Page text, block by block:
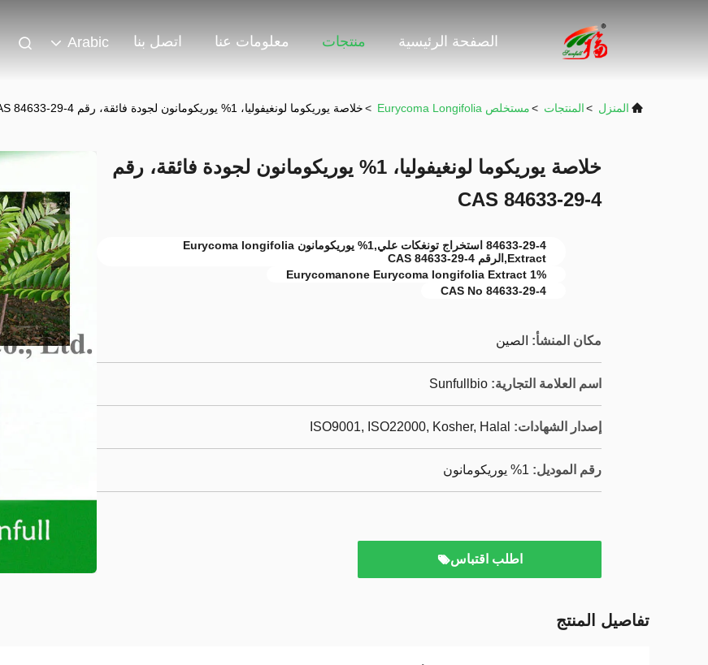
الصفحة الرئيسية منتجات معلومات عنا اتصل بنا Arabic
المنزل >المنتجات >مستخلص Eurycoma Longifolia >خلاصة يوريكوما لونغيفوليا، 1% يوريكومانون لجودة فائقة، رقم CAS 84633-29-4
خلاصة يوريكوما لونغيفوليا، 1% يوريكومانون لجودة فائقة، رقم
CAS 84633-29-4
84633-29-4 استخراج تونغكات علي,1% يوريكومانون Eurycoma longifolia
Extract,الرقم CAS 84633-29-4
1% Eurycomanone Eurycoma longifolia Extract
CAS No 84633-29-4
مكان المنشأ: الصين
اسم العلامة التجارية: Sunfullbio
إصدار الشهادات: ISO9001, ISO22000, Kosher, Halal
رقم الموديل: 1% يوريكومانون
اطلب اقتباس
تفاصيل المنتج